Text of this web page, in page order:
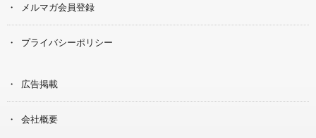
メルマガ会員登録
プライバシーポリシー
広告掲載
会社概要